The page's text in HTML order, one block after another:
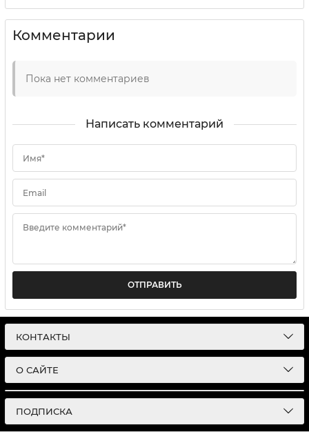
Комментарии
Пока нет комментариев
Написать комментарий
Имя*
Email
Введите комментарий*
ОТПРАВИТЬ
КОНТАКТЫ
О САЙТЕ
ПОДПИСКА